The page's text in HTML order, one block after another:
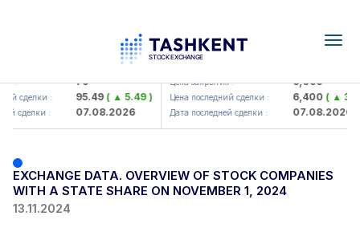
: 79
сделки : 95.49( ▲ 5.49 )
сделки : 07.08.2026
UZMK (<O'zmetkombinat> AJ)
Цена закрытия : 6,099
Цена последний сделки : 6,400( ▲
Дата последней сделки : 07.08.2026
EXCHANGE DATA. OVERVIEW OF STOCK COMPANIES
WITH A STATE SHARE ON NOVEMBER 1, 2024
13.11.2024